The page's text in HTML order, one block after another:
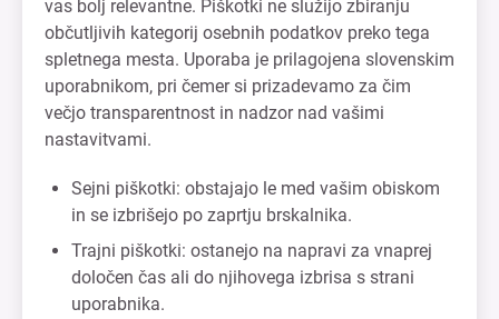
vas bolj relevantne. Piškotki ne služijo zbiranju
občutljivih kategorij osebnih podatkov preko tega
spletnega mesta. Uporaba je prilagojena slovenskim
uporabnikom, pri čemer si prizadevamo za čim
večjo transparentnost in nadzor nad vašimi
nastavitvami.
Sejni piškotki: obstajajo le med vašim obiskom
in se izbrišejo po zaprtju brskalnika.
Trajni piškotki: ostanejo na napravi za vnaprej
določen čas ali do njihovega izbrisa s strani
uporabnika.